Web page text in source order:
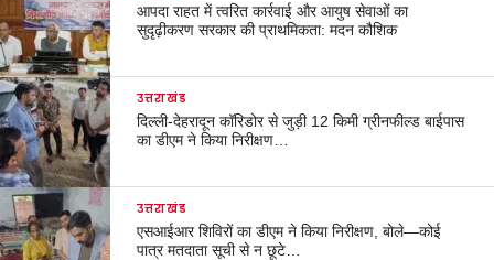
आपदा राहत में त्वरित कार्रवाई और आयुष सेवाओं का
सुदृढ़ीकरण सरकार की प्राथमिकता: मदन कौशिक
उत्तराखंड
दिल्ली-देहरादून कॉरिडोर से जुड़ी 12 किमी ग्रीनफील्ड बाईपास
का डीएम ने किया निरीक्षण…
उत्तराखंड
एसआईआर शिविरों का डीएम ने किया निरीक्षण, बोले—कोई
पात्र मतदाता सूची से न छूटे…